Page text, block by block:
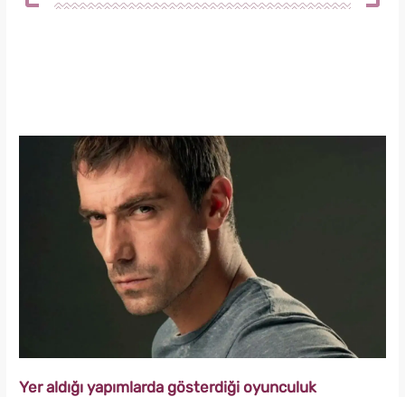
Yer aldığı yapımlarda gösterdiği oyunculuk